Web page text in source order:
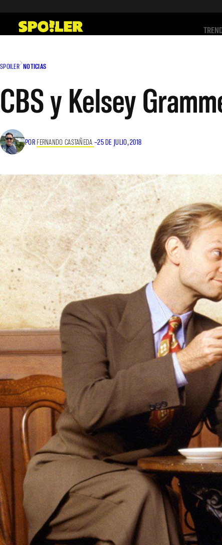
contenido
SPOILER NOTICIAS
CBS y Kelsey
POR FERNANDO CASTAÑEDA –25 DE JULIO, 2018